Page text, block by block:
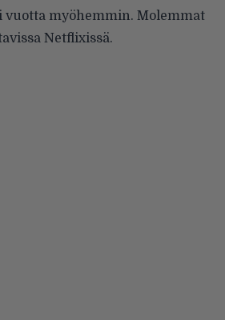
vuotta myöhemmin. Molemmat
Netflixissä.